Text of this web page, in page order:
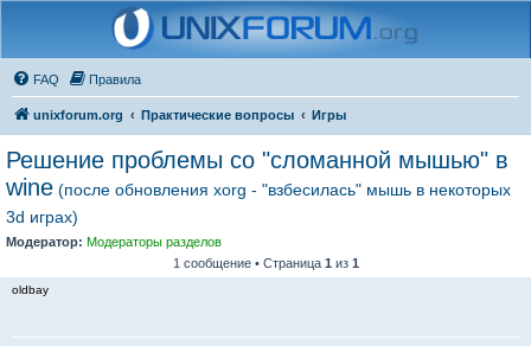
FAQ Правила
unixforum.org Практические вопросы Игры
Решение проблемы со "сломанной мышью" в
wine (после обновления xorg - "взбесилась" мышь в некоторых
3d играх)
Модератор: Модераторы разделов
1 сообщение • Страница 1 из 1
oldbay